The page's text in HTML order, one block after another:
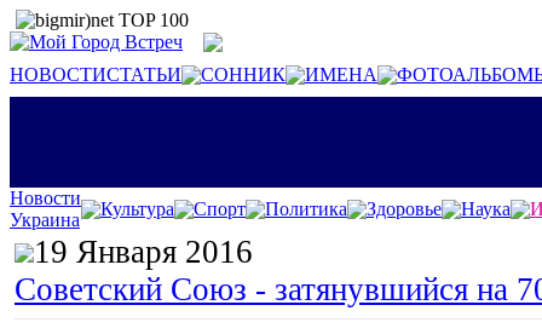
НОВОСТИСТАТЬИ СОННИК ИМЕНА
Новости
Украина
Культура Спорт Политика Здоровье Наука
19 Января 2016
Советский Союз - затянувшийся на